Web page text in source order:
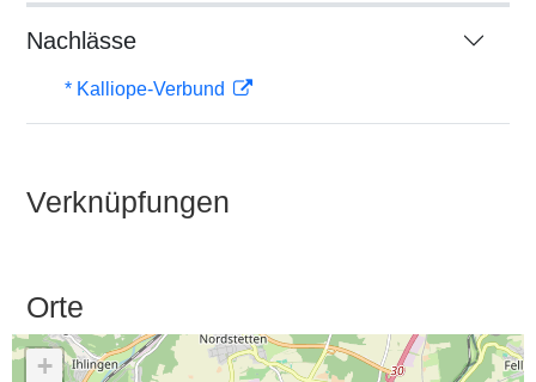
Nachlässe
* Kalliope-Verbund
Verknüpfungen
Orte
+